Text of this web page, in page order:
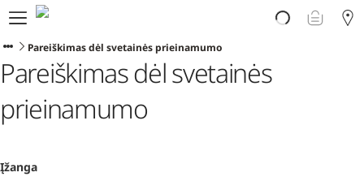
Atrask PLOOM
E. parduotuvė
PLOOM klubas
Pradėti
Pagalba
Naujienos
Pareiškimas dėl svetainės prieinamumo
Pareiškimas dėl svetainės
prieinamumo
Įžanga